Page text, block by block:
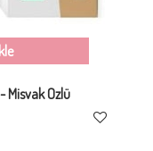
Misvak Özlü